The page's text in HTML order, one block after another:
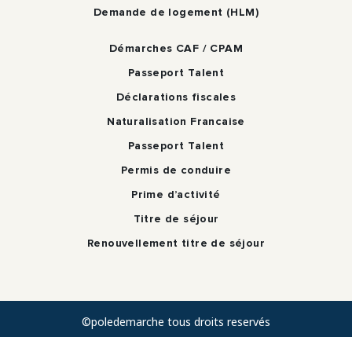
Demande de logement (HLM)
Démarches CAF / CPAM
Passeport Talent
Déclarations fiscales
Naturalisation Francaise
Passeport Talent
Permis de conduire
Prime d’activité
Titre de séjour
Renouvellement titre de séjour
©poledemarche tous droits reservés